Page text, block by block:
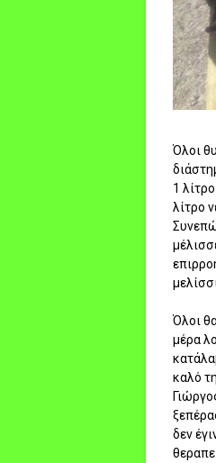
Όλοι
1
λίτρο
Όλοι
μέρα
καλό
δεν